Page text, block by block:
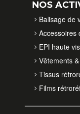
NOS
Balisage de
Accessoires
EPI haute
Vêtements
Tissus
Films